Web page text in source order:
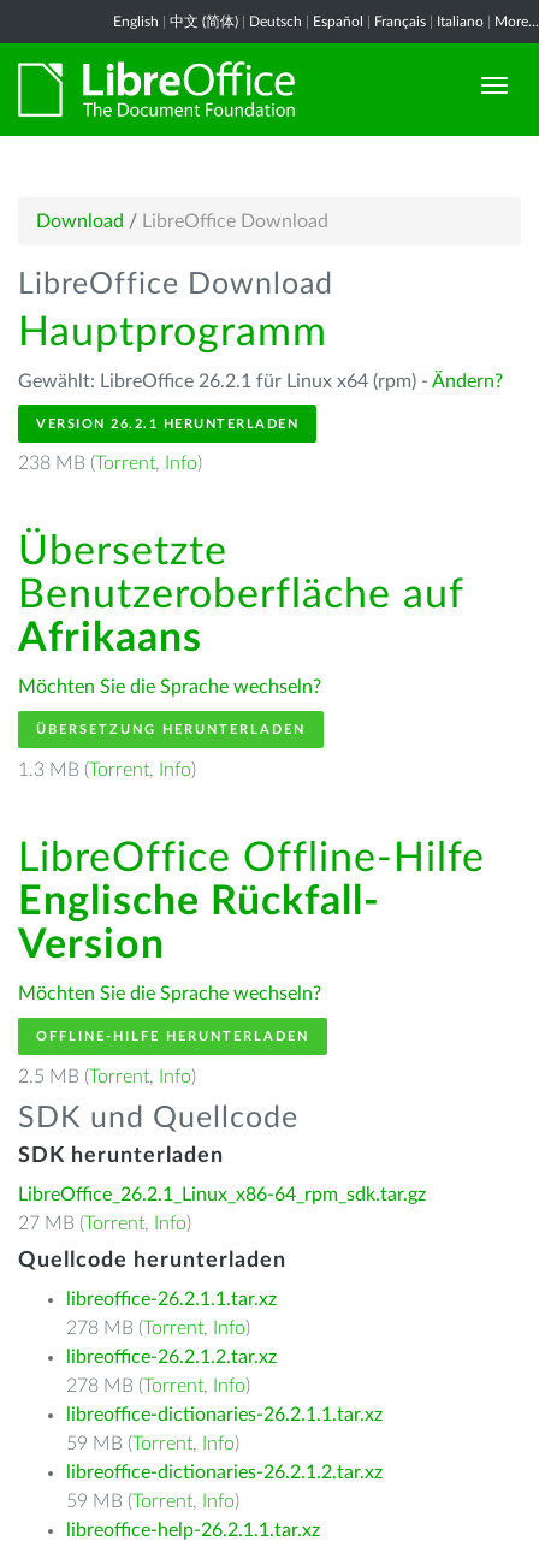
English 中文 (简体) Deutsch Español Français Italiano More...
Download / LibreOffice Download
LibreOffice Download
Hauptprogramm
Gewählt: LibreOffice 26.2.1 für Linux x64 (rpm) - Ändern?
VERSION 26.2.1 HERUNTERLADEN
238 MB (Torrent, Info)
Übersetzte
Benutzeroberfläche auf
Afrikaans
Möchten Sie die Sprache wechseln?
ÜBERSETZUNG HERUNTERLADEN
1.3 MB (Torrent, Info)
LibreOffice Offline-Hilfe
Englische Rückfall-
Version
Möchten Sie die Sprache wechseln?
OFFLINE-HILFE HERUNTERLADEN
2.5 MB (Torrent, Info)
SDK und Quellcode
SDK herunterladen
LibreOffice_26.2.1_Linux_x86-64_rpm_sdk.tar.gz
27 MB (Torrent, Info)
Quellcode herunterladen
libreoffice-26.2.1.1.tar.xz
278 MB (Torrent, Info)
libreoffice-26.2.1.2.tar.xz
278 MB (Torrent, Info)
libreoffice-dictionaries-26.2.1.1.tar.xz
59 MB (Torrent, Info)
libreoffice-dictionaries-26.2.1.2.tar.xz
59 MB (Torrent, Info)
libreoffice-help-26.2.1.1.tar.xz